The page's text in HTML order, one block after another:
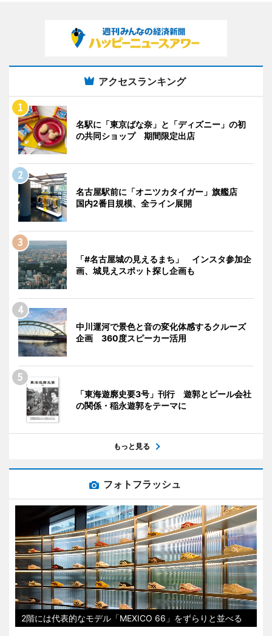
アクセスランキング
名駅に「東京ばな奈」と「ディズニー」の初
の共同ショップ 期間限定出店
名古屋駅前に「オニツカタイガー」旗艦店
国内2番目規模、全ライン展開
「#名古屋城の見えるまち」 インスタ参加企
画、城見えスポット探し企画も
中川運河で景色と音の変化体感するクルーズ
企画 360度スピーカー活用
「東海遊廓史要3号」刊行 遊郭とビール会社
の関係・稲永遊郭をテーマに
もっと見る
フォトフラッシュ
2階には代表的なモデル「MEXICO 66」をずらりと並べる